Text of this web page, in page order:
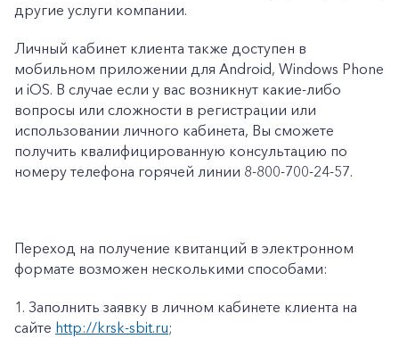
другие услуги компании.
Личный кабинет клиента также доступен в
мобильном приложении для Android, Windows Phone
и iOS. В случае если у вас возникнут какие-либо
вопросы или сложности в регистрации или
использовании личного кабинета, Вы сможете
получить квалифицированную консультацию по
номеру телефона горячей линии 8-800-700-24-57.
Переход на получение квитанций в электронном
формате возможен несколькими способами:
1. Заполнить заявку в личном кабинете клиента на
сайте http://krsk-sbit.ru;